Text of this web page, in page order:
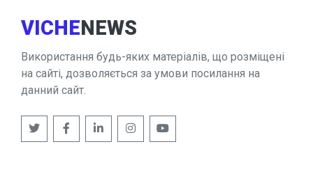
VICHENEWS
Використання будь-яких матеріалів, що розміщені
на сайті, дозволяється за умови посилання на
данний сайт.